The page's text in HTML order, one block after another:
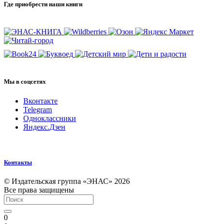
Где приобрести наши книги
Мы в соцсетях
Вконтакте
Telegram
Одноклассники
Яндекс.Дзен
Контакты
© Издательская группа «ЭНАС» 2026
Все права защищены
0